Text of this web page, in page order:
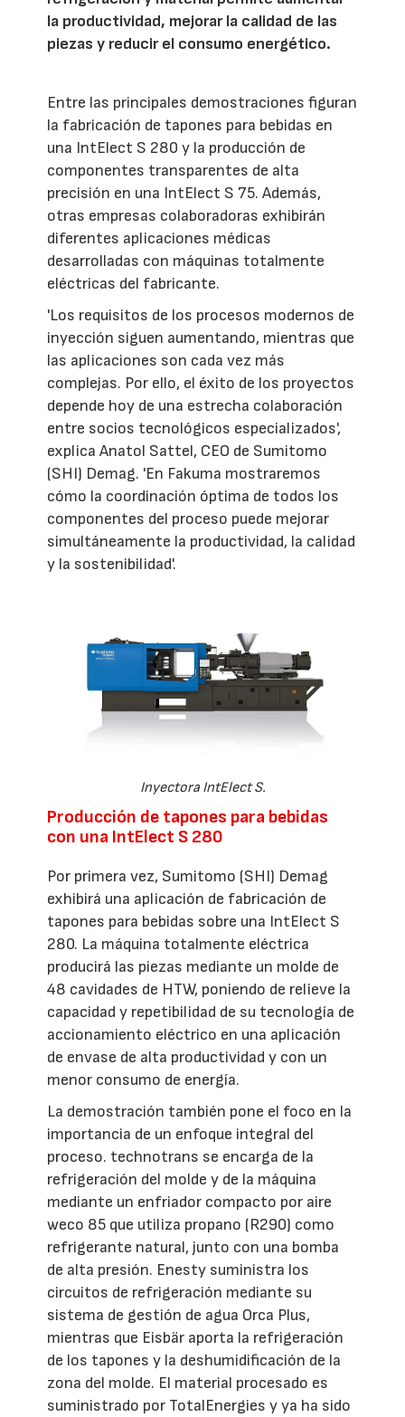
la productividad, mejorar la calidad de las
piezas y reducir el consumo energético.
Entre las principales demostraciones figuran
la fabricación de tapones para bebidas en
una IntElect S 280 y la producción de
componentes transparentes de alta
precisión en una IntElect S 75. Además,
otras empresas colaboradoras exhibirán
diferentes aplicaciones médicas
desarrolladas con máquinas totalmente
eléctricas del fabricante.
'Los requisitos de los procesos modernos de
inyección siguen aumentando, mientras que
las aplicaciones son cada vez más
complejas. Por ello, el éxito de los proyectos
depende hoy de una estrecha colaboración
entre socios tecnológicos especializados',
explica Anatol Sattel, CEO de Sumitomo
(SHI) Demag. 'En Fakuma mostraremos
cómo la coordinación óptima de todos los
componentes del proceso puede mejorar
simultáneamente la productividad, la calidad
y la sostenibilidad'.
Inyectora IntElect S.
Producción de tapones para bebidas
con una IntElect S 280
Por primera vez, Sumitomo (SHI) Demag
exhibirá una aplicación de fabricación de
tapones para bebidas sobre una IntElect S
280. La máquina totalmente eléctrica
producirá las piezas mediante un molde de
48 cavidades de HTW, poniendo de relieve la
capacidad y repetibilidad de su tecnología de
accionamiento eléctrico en una aplicación
de envase de alta productividad y con un
menor consumo de energía.
La demostración también pone el foco en la
importancia de un enfoque integral del
proceso. technotrans se encarga de la
refrigeración del molde y de la máquina
mediante un enfriador compacto por aire
weco 85 que utiliza propano (R290) como
refrigerante natural, junto con una bomba
de alta presión. Enesty suministra los
circuitos de refrigeración mediante su
sistema de gestión de agua Orca Plus,
mientras que Eisbär aporta la refrigeración
de los tapones y la deshumidificación de la
zona del molde. El material procesado es
suministrado por TotalEnergies y ya ha sido